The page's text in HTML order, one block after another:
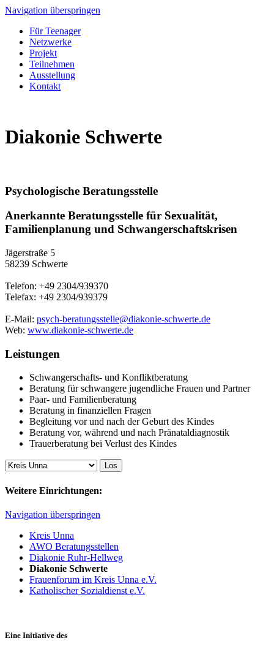
Navigation überspringen
Für Teenager
Netzwerke
Projekt
Teilnehmen
Ausstellung
Kontakt
Diakonie Schwerte
Psychologische Beratungsstelle
Anerkannte Beratungsstelle für Sexualität,
Familienplanung und Schwangerschaftskrisen
Jägerstraße 5
58239 Schwerte
Telefon: +49 2304/939370
Telefax: +49 2304/939379
E-Mail: psych-beratungsstelle@diakonie-schwerte.de
Web: www.diakonie-schwerte.de
Leistungen
Schwangerschafts- und Konfliktberatung
Beratung für schwangere jugendliche Frauen und Partner
Paar- und Familienberatung
Beratung in finanziellen Fragen
Begleitung vor und nach der Geburt des Kindes
Beratung vor, während und nach Pränataldiagnostik
Trauerberatung bei Verlust des Kindes
Weitere Einrichtungen:
Navigation überspringen
Kreis Unna
AWO Beratungsstellen
Diakonie Ruhr-Hellweg
Diakonie Schwerte
Frauenforum im Kreis Unna e.V.
Katholischer Sozialdienst e.V.
Eine Initiative des